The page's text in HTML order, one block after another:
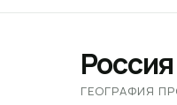
Россия
ГЕОГРАФИЯ